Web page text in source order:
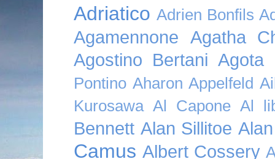
Adriatico Adrien Bonfils
Agamennone
Agatha
Agostino Bertani Agota
Pontino Aharon Appelfeld
Kurosawa Al Capone Al
Bennett Alan Sillitoe
Camus Albert Cossery